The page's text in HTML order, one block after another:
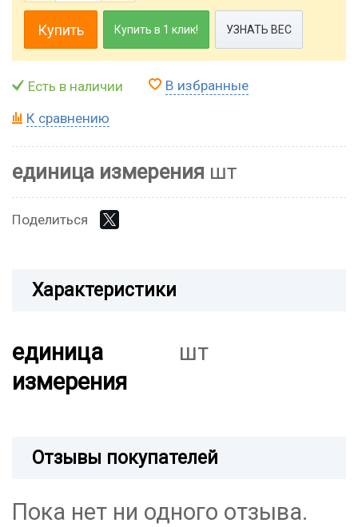
Купить Купить в 1 клик! УЗНАТЬ ВЕС
Есть в наличии В избранные
К сравнению
единица измерения шт
Поделиться
Характеристики
единица
измерения
шт
Отзывы покупателей
Пока нет ни одного отзыва.